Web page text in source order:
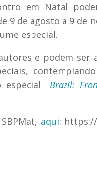
em Natal
9 de agosto a 9 de
especial.
e podem ser
especial Brazil:
aqui: